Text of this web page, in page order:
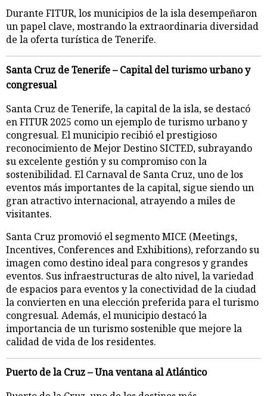
Durante FITUR, los municipios de la isla desempeñaron
un papel clave, mostrando la extraordinaria diversidad
de la oferta turística de Tenerife.
Santa Cruz de Tenerife – Capital del turismo urbano y
congresual
Santa Cruz de Tenerife, la capital de la isla, se destacó
en FITUR 2025 como un ejemplo de turismo urbano y
congresual. El municipio recibió el prestigioso
reconocimiento de Mejor Destino SICTED, subrayando
su excelente gestión y su compromiso con la
sostenibilidad. El Carnaval de Santa Cruz, uno de los
eventos más importantes de la capital, sigue siendo un
gran atractivo internacional, atrayendo a miles de
visitantes.
Santa Cruz promovió el segmento MICE (Meetings,
Incentives, Conferences and Exhibitions), reforzando su
imagen como destino ideal para congresos y grandes
eventos. Sus infraestructuras de alto nivel, la variedad
de espacios para eventos y la conectividad de la ciudad
la convierten en una elección preferida para el turismo
congresual. Además, el municipio destacó la
importancia de un turismo sostenible que mejore la
calidad de vida de los residentes.
Puerto de la Cruz – Una ventana al Atlántico